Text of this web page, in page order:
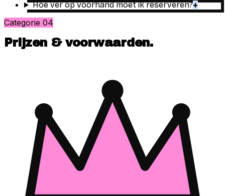
Hoe ver op voorhand moet ik reserveren?+
Categorie 04
Prijzen & voorwaarden.